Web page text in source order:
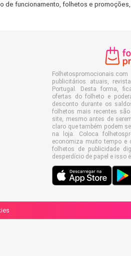
de funcionamento, folhetos e
publicitários atuais,
Portugal. Desta forma,
ofertas do folheto e
desconto durante os
folhetos mais recentes
site, mesmo antes de
claro que também podem
na loja. Coloca
economiza muito tempo e
folhetos de publicidade
desperdício de papel e isso